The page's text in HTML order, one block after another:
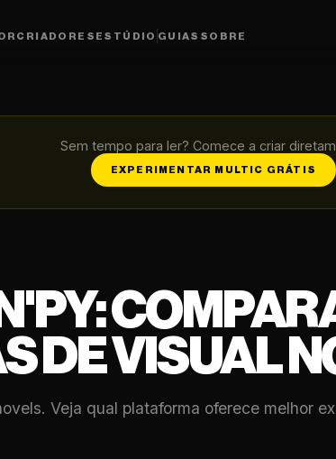
CRIADORES ESTÚDIO GUIAS SOBRE
Sem tempo para ler? Comece a criar
EXPERIMENTAR MULTIC GRÁTIS
DE VISUAL
Veja qual plataforma oferece melhor